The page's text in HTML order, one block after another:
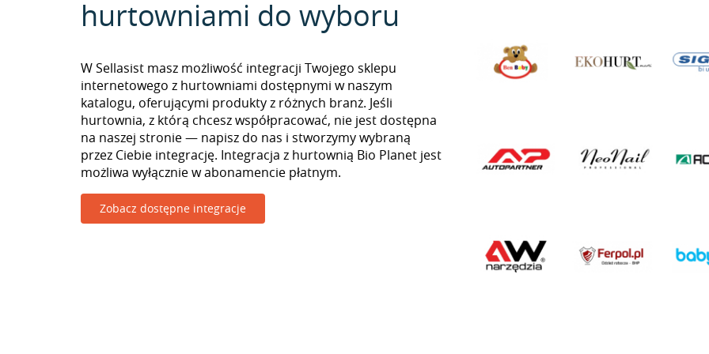
hurtowniami do wyboru
W Sellasist masz możliwość integracji Twojego sklepu
internetowego z hurtowniami dostępnymi w naszym
katalogu, oferującymi produkty z różnych branż. Jeśli
hurtownia, z którą chcesz współpracować, nie jest dostępna
na naszej stronie — napisz do nas i stworzymy wybraną
przez Ciebie integrację. Integracja z hurtownią Bio Planet jest
możliwa wyłącznie w abonamencie płatnym.
Zobacz dostępne integracje